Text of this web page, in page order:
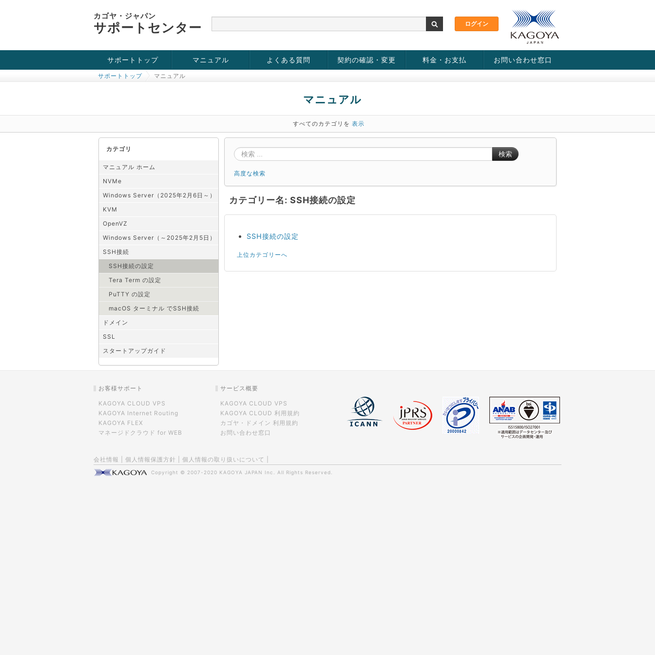
カゴヤ・ジャパン
サポートセンター
サポートトップ
お役立ち情報
チュートリアル
障害・メンテナンス情報
マニュアル
KVM
OpenVZ
Windows Server
SSH接続
ドメイン
SSL
よくある質問 契約の確認・変更 料金・お支払 お問い合わせ窓口
サポートトップ マニュアル
マニュアル
すべてのカテゴリを 表示
カテゴリ
マニュアル ホーム
NVMe
Windows Server（2025年2月6日～）
KVM
OpenVZ
Windows Server（～2025年2月5日）
SSH接続
SSH接続の設定
Tera Term の設定
PuTTY の設定
macOS ターミナル でSSH接続
ドメイン
SSL
スタートアップガイド
検索
高度な検索
カテゴリー名: SSH接続の設定
SSH接続の設定
上位カテゴリーへ
お客様サポート
KAGOYA CLOUD VPS
KAGOYA Internet Routing
KAGOYA FLEX
マネージドクラウド for WEB
サービス概要
KAGOYA CLOUD VPS
KAGOYA CLOUD 利用規約
カゴヤ・ドメイン 利用規約
お問い合わせ窓口
会社情報 個人情報保護方針 個人情報の取り扱いについて
Copyright © 2007-2020 KAGOYA JAPAN Inc. All Rights Reserved.